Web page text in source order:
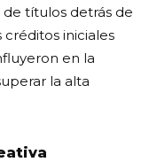
títulos detrás de
créditos iniciales
en la
la alta